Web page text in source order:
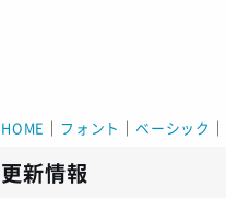
HOME フォント ベーシック
更新情報